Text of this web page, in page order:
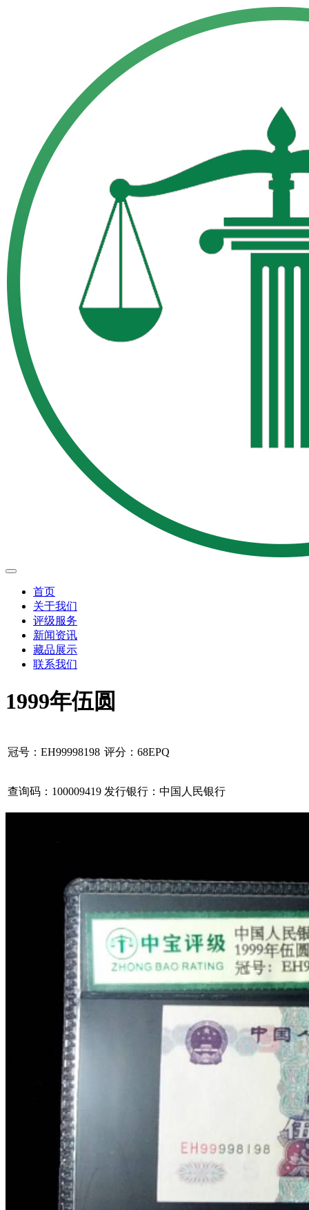
首页
关于我们
评级服务
新闻资讯
藏品展示
联系我们
1999年伍圆
冠号：EH99998198 评分：68EPQ
查询码：100009419 发行银行：中国人民银行